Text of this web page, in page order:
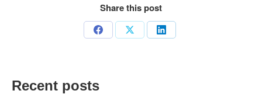
Share this post
Share Share Share
Recent posts